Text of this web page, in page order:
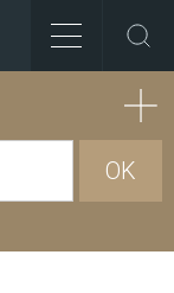
OK